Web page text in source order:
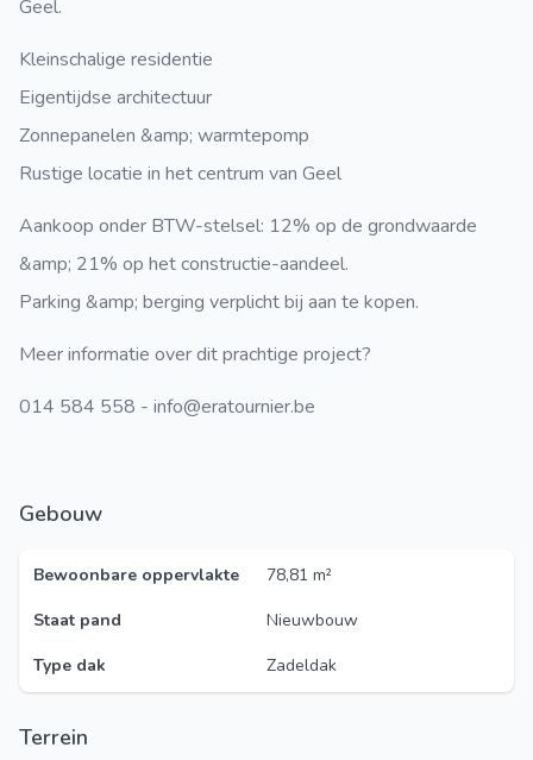
Geel.
Kleinschalige residentie
Eigentijdse architectuur
Zonnepanelen &amp; warmtepomp
Rustige locatie in het centrum van Geel
Aankoop onder BTW-stelsel: 12% op de grondwaarde
&amp; 21% op het constructie-aandeel.
Parking &amp; berging verplicht bij aan te kopen.
Meer informatie over dit prachtige project?
014 584 558 - info@eratournier.be
Gebouw
Bewoonbare oppervlakte
78,81 m²
Staat pand
Nieuwbouw
Type dak
Zadeldak
Terrein